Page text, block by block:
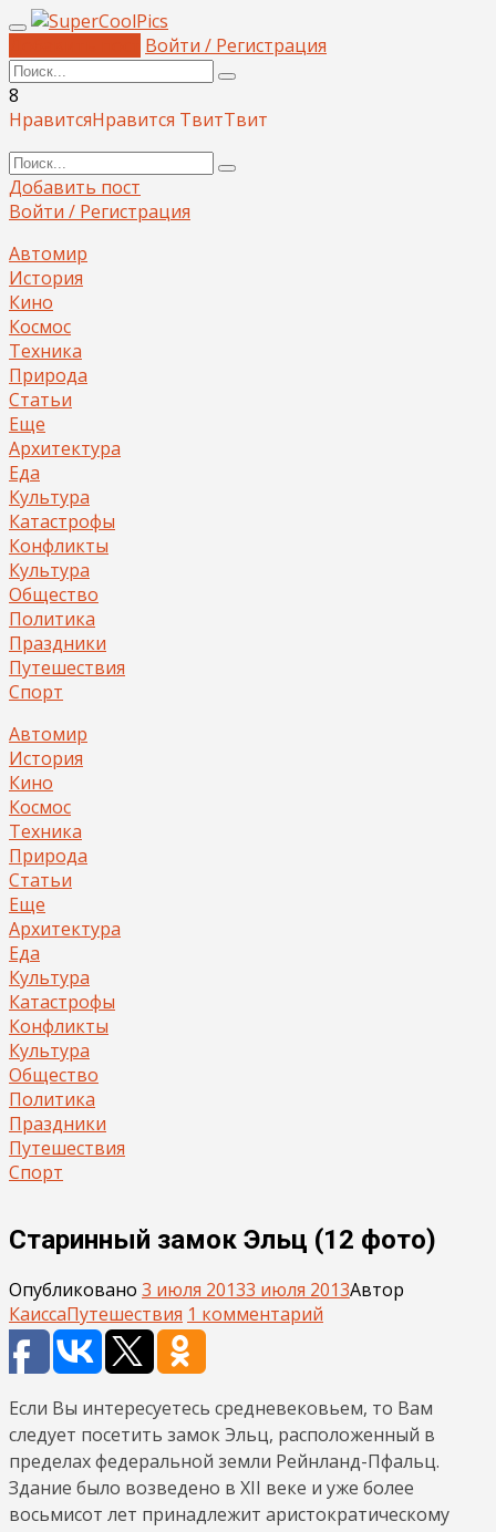
Войти / Регистрация
8
НравитсяНравится ТвитТвит
Добавить пост
Войти / Регистрация
Автомир
История
Кино
Космос
Техника
Природа
Статьи
Еще
Архитектура
Еда
Культура
Катастрофы
Конфликты
Культура
Общество
Политика
Праздники
Путешествия
Спорт
Автомир
История
Кино
Космос
Техника
Природа
Статьи
Еще
Архитектура
Еда
Культура
Катастрофы
Конфликты
Культура
Общество
Политика
Праздники
Путешествия
Спорт
Старинный замок Эльц (12 фото)
Опубликовано 3 июля 20133 июля 2013Автор
КаиссаПутешествия 1 комментарий
Если Вы интересуетесь средневековьем, то Вам
следует посетить замок Эльц, расположенный в
пределах федеральной земли Рейнланд-Пфальц.
Здание было возведено в XII веке и уже более
восьмисот лет принадлежит аристократическому